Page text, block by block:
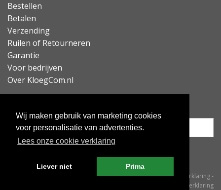
Wij maken gebruik van marketing cookies
voor personalisatie van advertenties.
Lees onze cookie verklaring
Liever niet Prima
Bestellen
Betalen
Verzending
Ruilen of Retourneren
Garantie
Voor bedrijven
Over KloegCom.nl
Algemene voorwaarden-Cookieverklaring-
Privacyverklaring